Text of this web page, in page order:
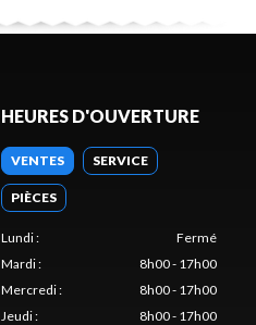
HEURES D'OUVERTURE
VENTES SERVICE
PIÈCES
Lundi:
Fermé
Mardi:
8h00 - 17h00
Mercredi:
8h00 - 17h00
Jeudi:
8h00 - 17h00